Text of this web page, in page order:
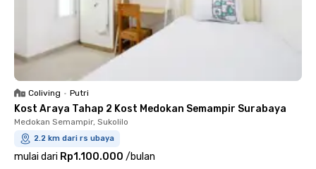
Coliving • Putri
Kost Araya Tahap 2 Kost Medokan Semampir Surabaya
Medokan Semampir, Sukolilo
2.2 km dari rs ubaya
mulai dari Rp1.100.000 /bulan